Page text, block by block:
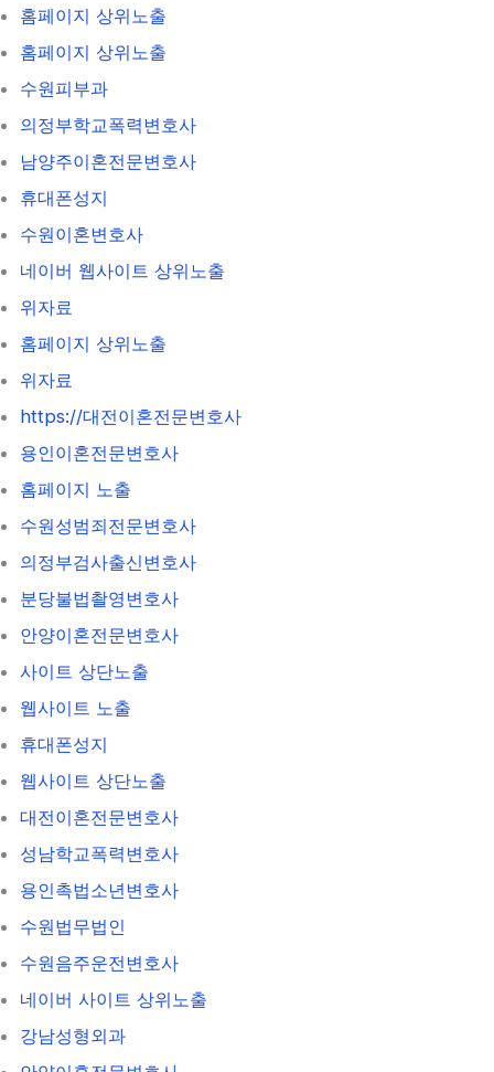
홈페이지 상위노출
홈페이지 상위노출
수원피부과
의정부학교폭력변호사
남양주이혼전문변호사
휴대폰성지
수원이혼변호사
네이버 웹사이트 상위노출
위자료
홈페이지 상위노출
위자료
https://대전이혼전문변호사
용인이혼전문변호사
홈페이지 노출
수원성범죄전문변호사
의정부검사출신변호사
분당불법촬영변호사
안양이혼전문변호사
사이트 상단노출
웹사이트 노출
휴대폰성지
웹사이트 상단노출
대전이혼전문변호사
성남학교폭력변호사
용인촉법소년변호사
수원법무법인
수원음주운전변호사
네이버 사이트 상위노출
강남성형외과